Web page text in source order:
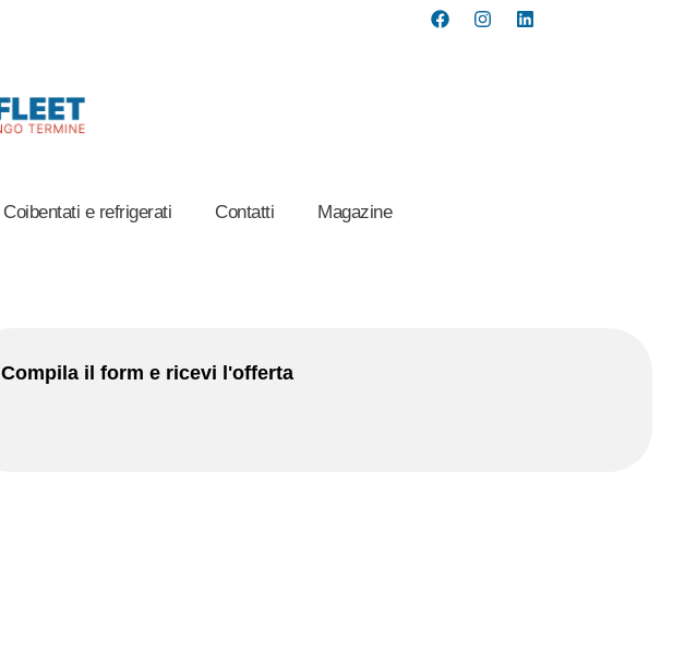
Coibentati e refrigerati Contatti Magazine
Compila il form e ricevi l'offerta